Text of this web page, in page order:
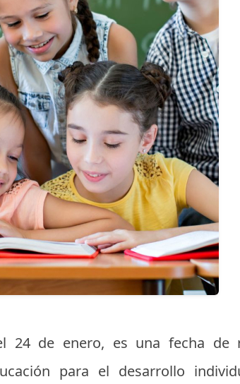
24 de enero, es una fecha de
para el desarrollo